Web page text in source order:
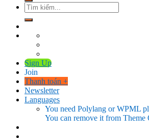
Tìm
kiếm:
Sign Up
Join
Thanh toán +
Newsletter
Languages
You need Polylang or WPML
You can remove it from Theme